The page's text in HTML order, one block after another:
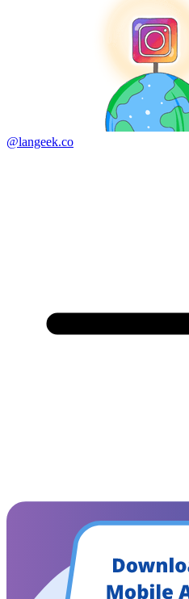
@langeek.co